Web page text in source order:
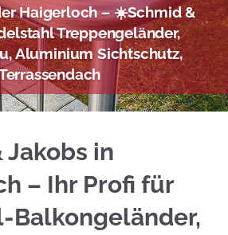
Haigerloch – ☀️Schmid &
Treppengeländer,
Aluminium Sichtschutz,
Jakobs in
– Ihr Profi für
Balkongeländer,